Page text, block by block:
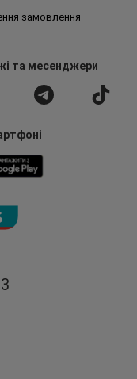
замовлення
та месенджери